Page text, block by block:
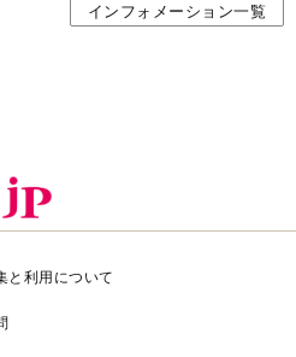
インフォメーション一覧
と利用について